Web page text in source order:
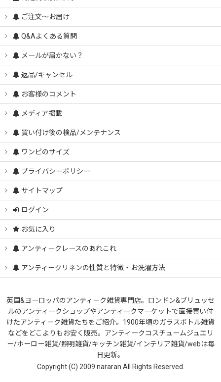
ご注文～お届け
Q&Aよくある質問
メールが届かない？
返品/キャンセル
お客様のコメント
メディア掲載
買い付け後の検品/メンテナンス
ワンピのサイズ
プライバシーポリシー
サイトマップ
ログイン
お気に入り
アンティークレースのあれこれ
アンティークリネンの性質と特徴・お洗濯方法
英国&ヨーロッパのアンティーク雑貨専門店。ロンドン&ブリュッセ
ルのアンティークショップやアンティークマーケットで直接買い付
けたアンティーク雑貨たちをご紹介。1900年頃のガラスボトル雑貨
などをどこよりもお安く販売。アンティークコスチュームジュエリ
ー/ホーロー雑貨/照明雑貨/キッチン雑貨/インテリア雑貨/webは毎
日更新。
Copyright (C) 2009 nararan All Rights Reserved.